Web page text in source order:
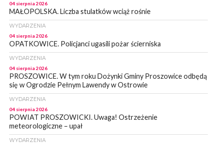
04 sierpnia 2026
MAŁOPOLSKA. Liczba stulatków wciąż rośnie
WYDARZENIA
04 sierpnia 2026
OPATKOWICE. Policjanci ugasili pożar ścierniska
WYDARZENIA
04 sierpnia 2026
PROSZOWICE. W tym roku Dożynki Gminy Proszowice odbędą
się w Ogrodzie Pełnym Lawendy w Ostrowie
WYDARZENIA
04 sierpnia 2026
POWIAT PROSZOWICKI. Uwaga! Ostrzeżenie
meteorologiczne – upał
WYDARZENIA